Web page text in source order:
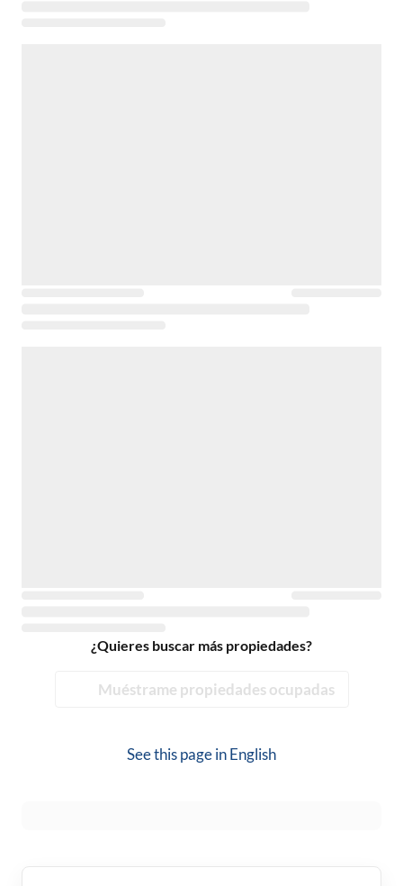
¿Quieres buscar más propiedades?
Muéstrame propiedades ocupadas
See this page inEnglish